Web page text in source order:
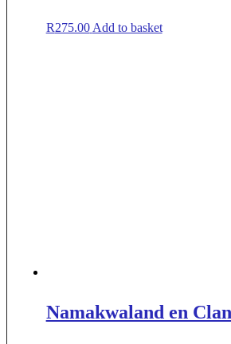
R275.00 Add to basket
Namakwaland en